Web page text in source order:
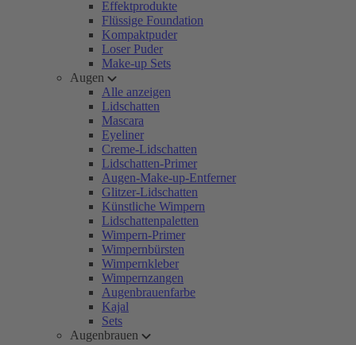
Effektprodukte
Flüssige Foundation
Kompaktpuder
Loser Puder
Make-up Sets
Augen
Alle anzeigen
Lidschatten
Mascara
Eyeliner
Creme-Lidschatten
Lidschatten-Primer
Augen-Make-up-Entferner
Glitzer-Lidschatten
Künstliche Wimpern
Lidschattenpaletten
Wimpern-Primer
Wimpernbürsten
Wimpernkleber
Wimpernzangen
Augenbrauenfarbe
Kajal
Sets
Augenbrauen